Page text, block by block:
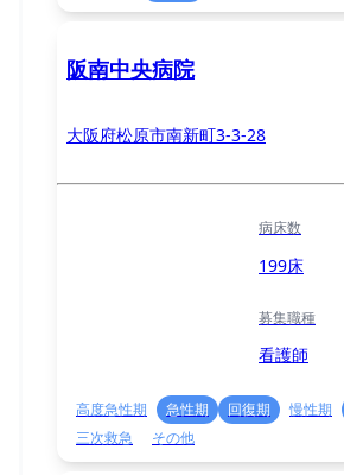
阪南中央病院
大阪府松原市南新町3-3-28
病床数
199床
募集職種
看護師
高度急性期 急性期 回復期 慢性期
三次救急
その他